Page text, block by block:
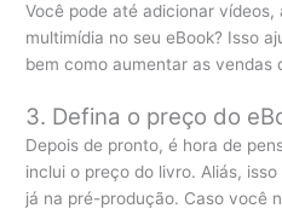
Você pode até adicionar
multimídia no seu eBook? Isso
bem como aumentar as vendas
3. Defina o preço do
Depois de pronto, é hora de
inclui o preço do livro. Aliás,
já na pré-produção. Caso você